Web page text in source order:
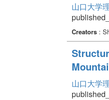
山口大学
Creators:
山口大学